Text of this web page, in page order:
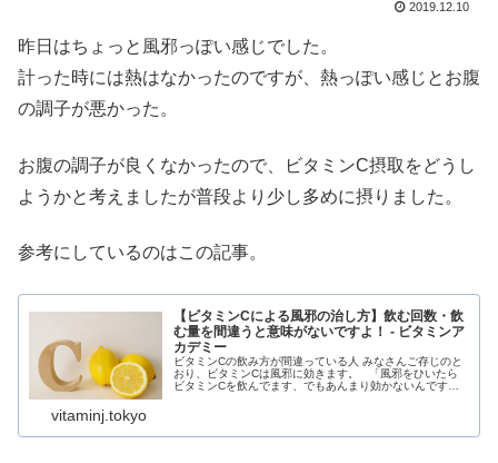
2019.12.10
昨日はちょっと風邪っぽい感じでした。
計った時には熱はなかったのですが、熱っぽい感じとお腹
の調子が悪かった。
お腹の調子が良くなかったので、ビタミンC摂取をどうし
ようかと考えましたが普段より少し多めに摂りました。
参考にしているのはこの記事。
【ビタミンCによる風邪の治し方】飲む回数・飲
む量を間違うと意味がないですよ！ - ビタミンア
カデミー
ビタミンCの飲み方が間違っている人 みなさんご存じのと
おり、ビタミンCは風邪に効きます。 「風邪をひいたら
ビタミンCを飲んでます、でもあんまり効かないんですよ
vitaminj.tokyo